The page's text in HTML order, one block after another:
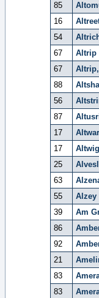
85
16
54
67
Altrip
67
88
56
87
17
17
25
63
55
Alzey
39
Am
86
92
21
83
83